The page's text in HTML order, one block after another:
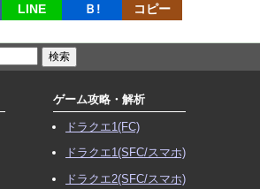
LINE Ｂ! コピー
ゲーム攻略・解析
ドラクエ1(FC)
ドラクエ1(SFC/スマホ)
ドラクエ2(SFC/スマホ)